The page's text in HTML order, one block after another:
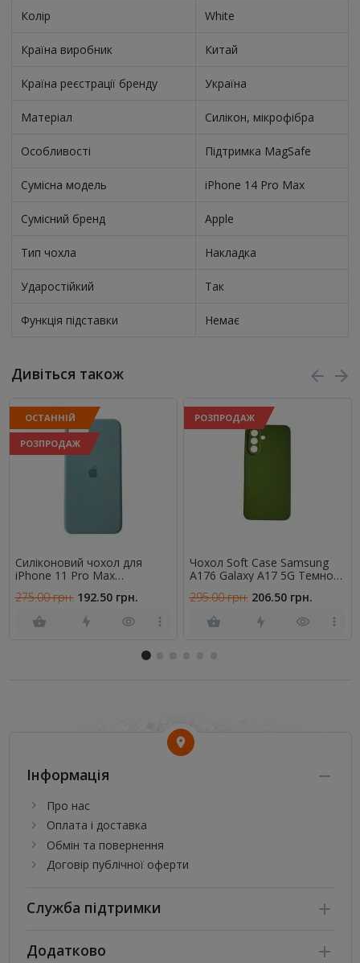
Колір White
Країна виробник Китай
Країна реєстрації бренду Україна
Матеріал Силікон, мікрофібра
Особливості Підтримка MagSafe
Сумісна модель iPhone 14 Pro Max
Сумісний бренд Apple
Тип чохла Накладка
Ударостійкий Так
Функція підставки Немає
Дивіться також
ОСТАННІЙ
РОЗПРОДАЖ
Силіконовий чохол для
iPhone 11 Pro Max
275.00 грн. 192.50 грн.
РОЗПРОДАЖ
Чохол Soft Case Samsung
A176 Galaxy A17 5G Темно
295.00 грн. 206.50 грн.
Інформація
Про нас
Оплата і доставка
Обмін та повернення
Договір публічної оферти
Служба підтримки
Додатково